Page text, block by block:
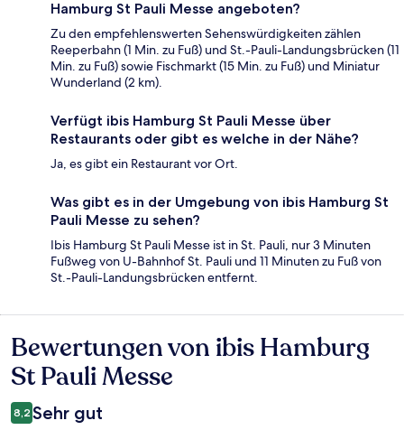
Hamburg St Pauli Messe angeboten?
Zu den empfehlenswerten Sehenswürdigkeiten zählen
Reeperbahn (1 Min. zu Fuß) und St.-Pauli-Landungsbrücken (11
Min. zu Fuß) sowie Fischmarkt (15 Min. zu Fuß) und Miniatur
Wunderland (2 km).
Verfügt ibis Hamburg St Pauli Messe über
Restaurants oder gibt es welche in der Nähe?
Ja, es gibt ein Restaurant vor Ort.
Was gibt es in der Umgebung von ibis Hamburg St
Pauli Messe zu sehen?
Ibis Hamburg St Pauli Messe ist in St. Pauli, nur 3 Minuten
Fußweg von U-Bahnhof St. Pauli und 11 Minuten zu Fuß von
St.-Pauli-Landungsbrücken entfernt.
Bewertungen
Bewertungen von ibis Hamburg
St Pauli Messe
8,2 Sehr gut